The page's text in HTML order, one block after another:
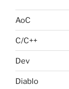
AoC
C/C++
Dev
Diablo